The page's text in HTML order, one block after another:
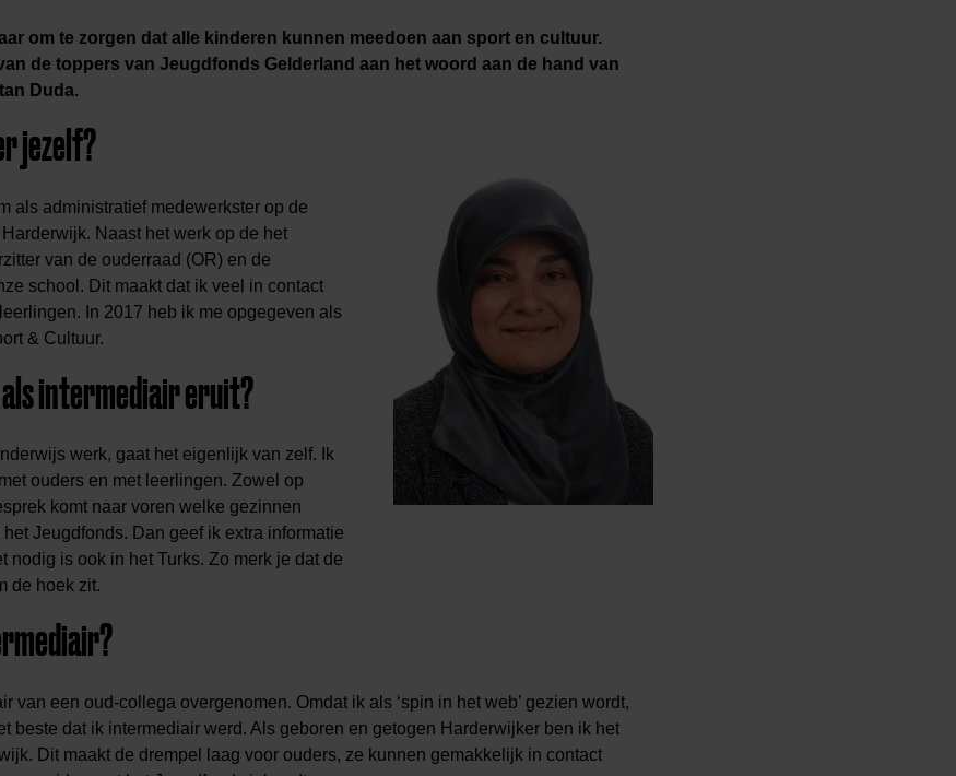
om te zorgen dat alle kinderen kunnen meedoen aan sport en cultuur.
de toppers van Jeugdfonds Gelderland aan het woord aan de hand van
Duda.
jezelf?
als administratief medewerkster op de
Naast het werk op de het
van de ouderraad (OR) en de
school. Dit maakt dat ik veel in contact
In 2017 heb ik me opgegeven als
& Cultuur.
intermediair eruit?
werk, gaat het eigenlijk van zelf. Ik
ouders en met leerlingen. Zowel op
komt naar voren welke gezinnen
Jeugdfonds. Dan geef ik extra informatie
nodig is ook in het Turks. Zo merk je dat de
de hoek zit.
van een oud-collega overgenomen. Omdat ik als ‘spin in het web’ gezien wordt,
beste dat ik intermediair werd. Als geboren en getogen Harderwijker ben ik het
Dit maakt de drempel laag voor ouders, ze kunnen gemakkelijk in contact